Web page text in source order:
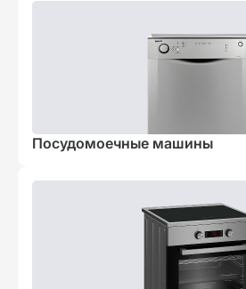
Посудомоечные машины